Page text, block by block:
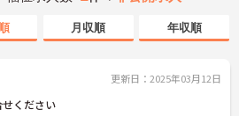
月収順 年収順
更新日：2025年03月12日
ください